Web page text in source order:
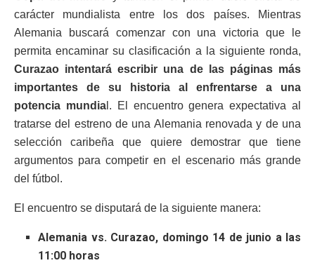
carácter mundialista entre los dos países. Mientras
Alemania buscará comenzar con una victoria que le
permita encaminar su clasificación a la siguiente ronda,
Curazao intentará escribir una de las páginas más
importantes de su historia al enfrentarse a una
potencia mundial. El encuentro genera expectativa al
tratarse del estreno de una Alemania renovada y de una
selección caribeña que quiere demostrar que tiene
argumentos para competir en el escenario más grande
del fútbol.
El encuentro se disputará de la siguiente manera:
Alemania vs. Curazao, domingo 14 de junio a las
11:00 horas